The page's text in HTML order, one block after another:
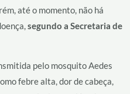
até o momento, não há
segundo a Secretaria de
pelo mosquito Aedes
febre alta, dor de cabeça,